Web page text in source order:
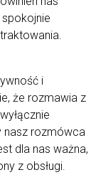
i
że rozmawia z
nasz rozmówca
dla nas ważna,
z obsługi.